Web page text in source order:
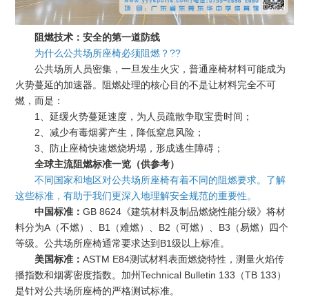
阻燃技术：安全的第一道防线
为什么公共场所座椅必须阻燃？??
公共场所人员密集，一旦发生火灾，普通座椅材料可能成为
火势蔓延的加速器。阻燃处理的核心目的不是让材料完全不可
燃，而是：
1、延缓火势蔓延速度，为人员疏散争取宝贵时间；
2、减少有毒烟雾产生，降低窒息风险；
3、防止座椅快速燃烧坍塌，形成逃生障碍；
全球主流阻燃标准一览（供参考）
不同国家和地区对公共场所座椅有着不同的阻燃要求。了解
这些标准，有助于我们更深入地理解安全规范的重要性。
中国标准：GB 8624《建筑材料及制品燃烧性能分级》将材
料分为A（不燃）、B1（难燃）、B2（可燃）、B3（易燃）四个
等级。公共场所座椅通常要求达到B1级以上标准。
美国标准：ASTM E84测试材料表面燃烧特性，测量火焰传
播指数和烟雾密度指数。加州Technical Bulletin 133（TB 133）
是针对公共场所座椅的严格测试标准。